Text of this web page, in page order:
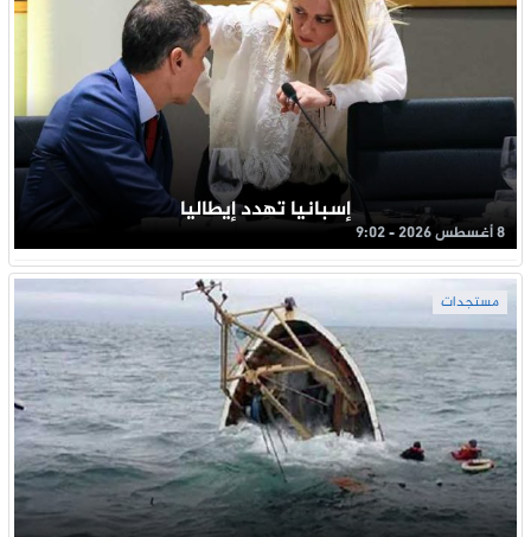
إسبانيا تهدد إيطاليا
8 أغسطس 2026 - 9:02
مستجدات